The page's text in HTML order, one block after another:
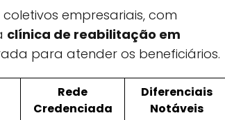
empresariais, com
clínica de reabilitação em
para atender os beneficiários.
Rede
Credenciada
Diferenciais
Notáveis